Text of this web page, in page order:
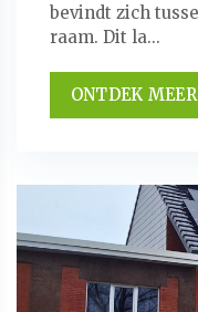
bevindt zich
raam. Dit la...
ONTDEK MEER